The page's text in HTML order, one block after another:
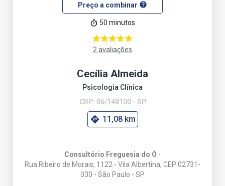
Preço a combinar help
50 minutos
2 avaliações
Cecília Almeida
Psicologia Clínica
CRP: 06/148100 - SP
11,08 km
Consultório Freguesia do Ó -
Rua Ribeiro de Morais, 1122 - Vila Albertina, CEP 02731-
030 - São Paulo - SP